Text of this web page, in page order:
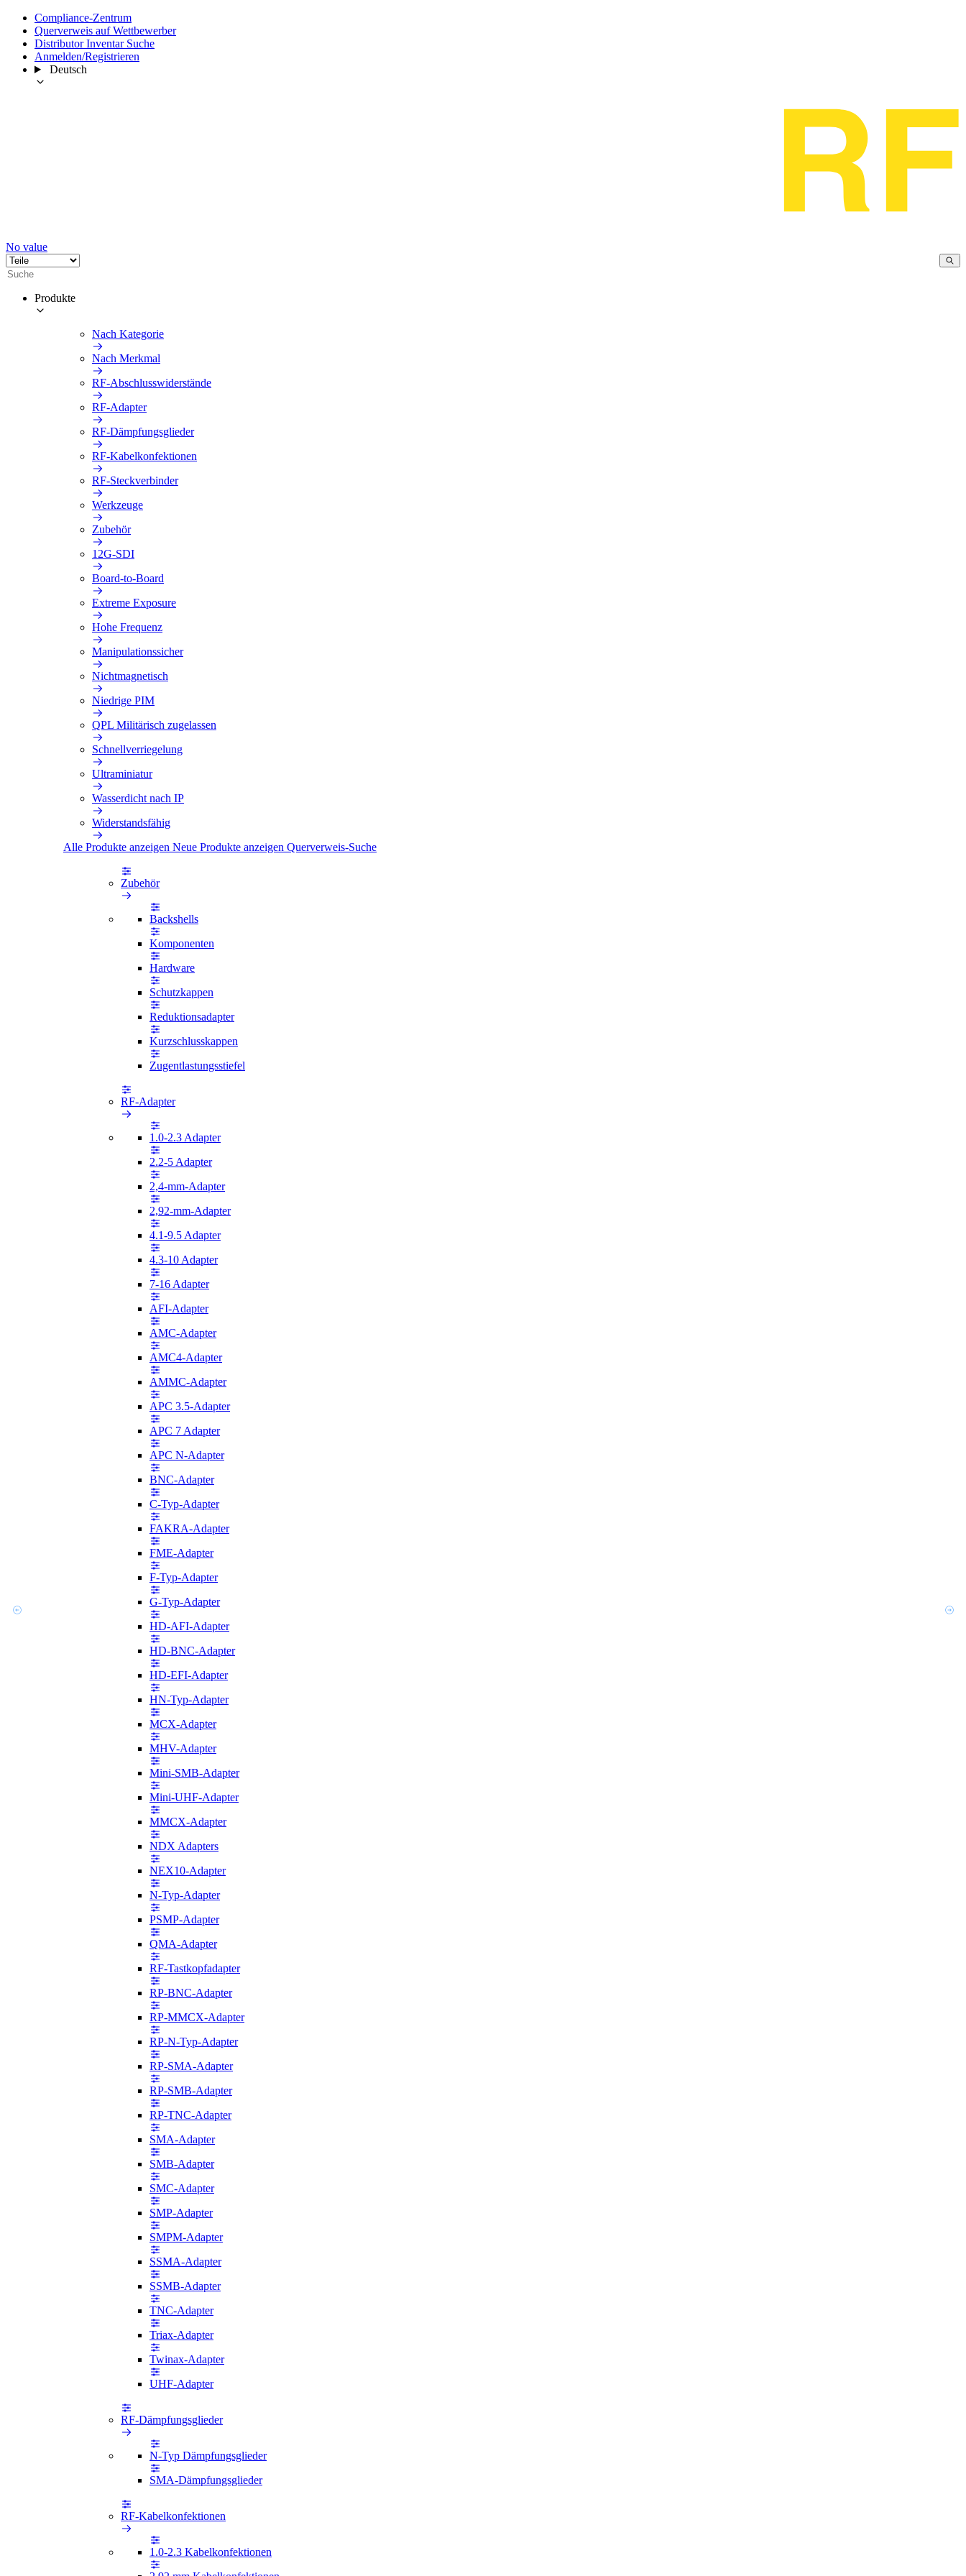
Compliance-Zentrum
Querverweis auf Wettbewerber
Distributor Inventar Suche
Anmelden/Registrieren
Deutsch
No value
Produkte
Nach Kategorie
Nach Merkmal
RF-Abschlusswiderstände
RF-Adapter
RF-Dämpfungsglieder
RF-Kabelkonfektionen
RF-Steckverbinder
Werkzeuge
Zubehör
12G-SDI
Board-to-Board
Extreme Exposure
Hohe Frequenz
Manipulationssicher
Nichtmagnetisch
Niedrige PIM
QPL Militärisch zugelassen
Schnellverriegelung
Ultraminiatur
Wasserdicht nach IP
Widerstandsfähig
Alle Produkte anzeigen Neue Produkte anzeigen Querverweis-Suche
Zubehör
Backshells
Komponenten
Hardware
Schutzkappen
Reduktionsadapter
Kurzschlusskappen
Zugentlastungsstiefel
RF-Adapter
1.0-2.3 Adapter
2.2-5 Adapter
2,4-mm-Adapter
2,92-mm-Adapter
4.1-9.5 Adapter
4.3-10 Adapter
7-16 Adapter
AFI-Adapter
AMC-Adapter
AMC4-Adapter
AMMC-Adapter
APC 3.5-Adapter
APC 7 Adapter
APC N-Adapter
BNC-Adapter
C-Typ-Adapter
FAKRA-Adapter
FME-Adapter
F-Typ-Adapter
G-Typ-Adapter
HD-AFI-Adapter
HD-BNC-Adapter
HD-EFI-Adapter
HN-Typ-Adapter
MCX-Adapter
MHV-Adapter
Mini-SMB-Adapter
Mini-UHF-Adapter
MMCX-Adapter
NDX Adapters
NEX10-Adapter
N-Typ-Adapter
PSMP-Adapter
QMA-Adapter
RF-Tastkopfadapter
RP-BNC-Adapter
RP-MMCX-Adapter
RP-N-Typ-Adapter
RP-SMA-Adapter
RP-SMB-Adapter
RP-TNC-Adapter
SMA-Adapter
SMB-Adapter
SMC-Adapter
SMP-Adapter
SMPM-Adapter
SSMA-Adapter
SSMB-Adapter
TNC-Adapter
Triax-Adapter
Twinax-Adapter
UHF-Adapter
RF-Dämpfungsglieder
N-Typ Dämpfungsglieder
SMA-Dämpfungsglieder
RF-Kabelkonfektionen
1.0-2.3 Kabelkonfektionen